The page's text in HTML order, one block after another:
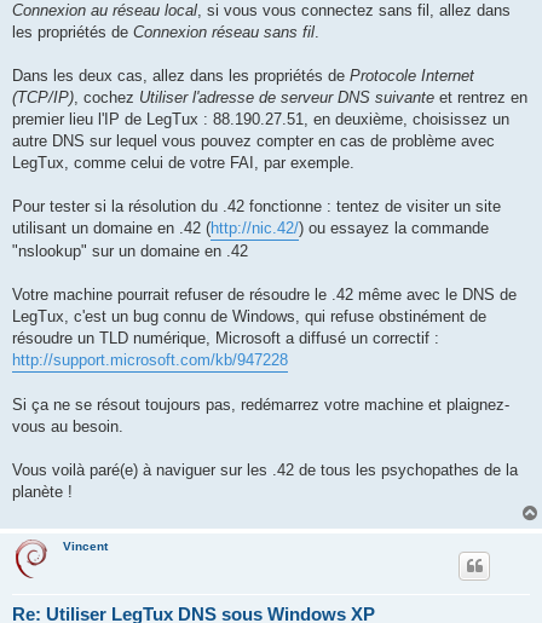
Connexion au réseau local, si vous vous connectez sans fil, allez dans
les propriétés de Connexion réseau sans fil.
Dans les deux cas, allez dans les propriétés de Protocole Internet
(TCP/IP), cochez Utiliser l'adresse de serveur DNS suivante et rentrez en
premier lieu l'IP de LegTux : 88.190.27.51, en deuxième, choisissez un
autre DNS sur lequel vous pouvez compter en cas de problème avec
LegTux, comme celui de votre FAI, par exemple.
Pour tester si la résolution du .42 fonctionne : tentez de visiter un site
utilisant un domaine en .42 (http://nic.42/) ou essayez la commande
"nslookup" sur un domaine en .42
Votre machine pourrait refuser de résoudre le .42 même avec le DNS de
LegTux, c'est un bug connu de Windows, qui refuse obstinément de
résoudre un TLD numérique, Microsoft a diffusé un correctif :
http://support.microsoft.com/kb/947228
Si ça ne se résout toujours pas, redémarrez votre machine et plaignez-
vous au besoin.
Vous voilà paré(e) à naviguer sur les .42 de tous les psychopathes de la
planète !
Vincent
Re: Utiliser LegTux DNS sous Windows XP